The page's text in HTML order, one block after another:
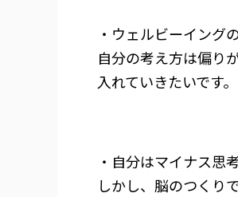
・ウェルビーイング
自分の考え方は偏り
入れていきたいです。
・自分はマイナス思
しかし、脳のつくり